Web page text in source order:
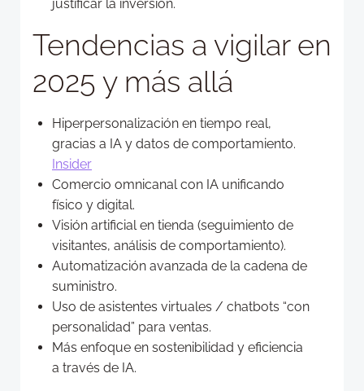
justificar la inversión.
Tendencias a vigilar en
2025 y más allá
Hiperpersonalización en tiempo real,
gracias a IA y datos de comportamiento.
Insider
Comercio omnicanal con IA unificando
físico y digital.
Visión artificial en tienda (seguimiento de
visitantes, análisis de comportamiento).
Automatización avanzada de la cadena de
suministro.
Uso de asistentes virtuales / chatbots “con
personalidad” para ventas.
Más enfoque en sostenibilidad y eficiencia
a través de IA.